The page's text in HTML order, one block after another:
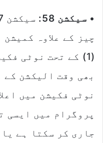
• سیکشن 58:
چیز کے علاوہ
(1) کے تحت نوٹی
بھی وقت الیکشن
نوٹی فکیشن میں
پروگرام میں ایسی
جاری کر سکتا ہے